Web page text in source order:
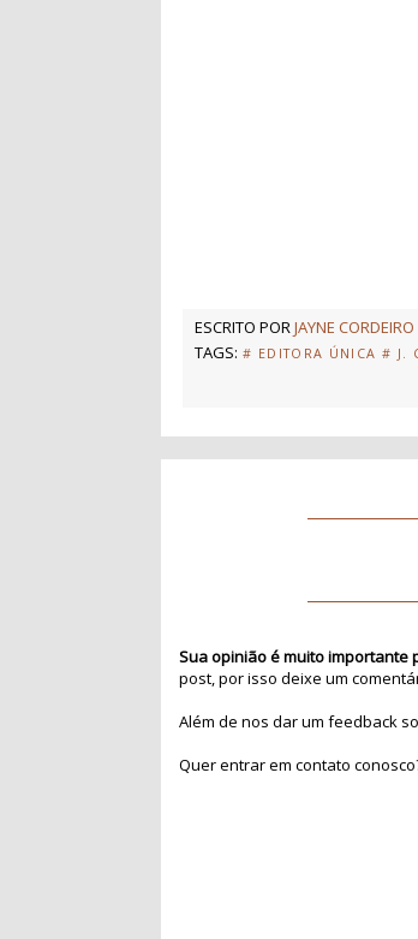
ESCRITO PORJAYNE CORDEIRO
TAGS: # EDITORA ÚNICA # J.
Sua opinião é muito importante
post, por isso deixe um
Além de nos dar um feedback
Quer entrar em contato